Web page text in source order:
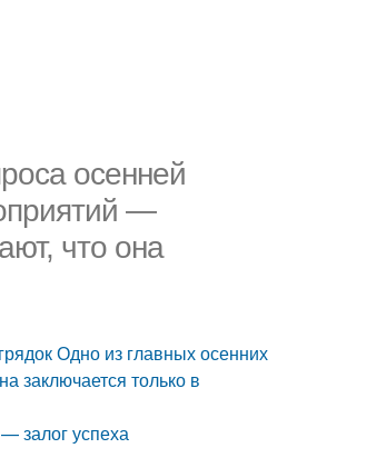
осенней
—
что она
Одно из главных осенних
заключается только в
залог успеха